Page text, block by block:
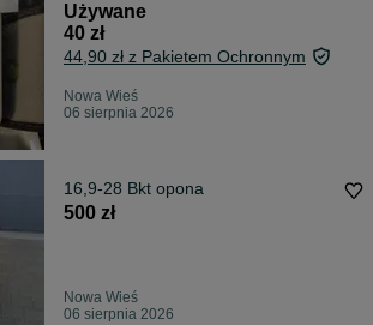
Używane
40 zł
44,90 zł z Pakietem Ochronnym
Nowa Wieś
06 sierpnia 2026
16,9-28 Bkt opona
500 zł
Nowa Wieś
06 sierpnia 2026